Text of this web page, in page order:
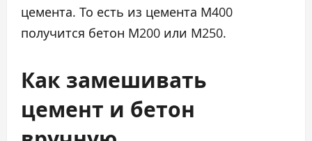
цемента. То есть из цемента М400
получится бетон М200 или М250.
Как замешивать
цемент и бетон